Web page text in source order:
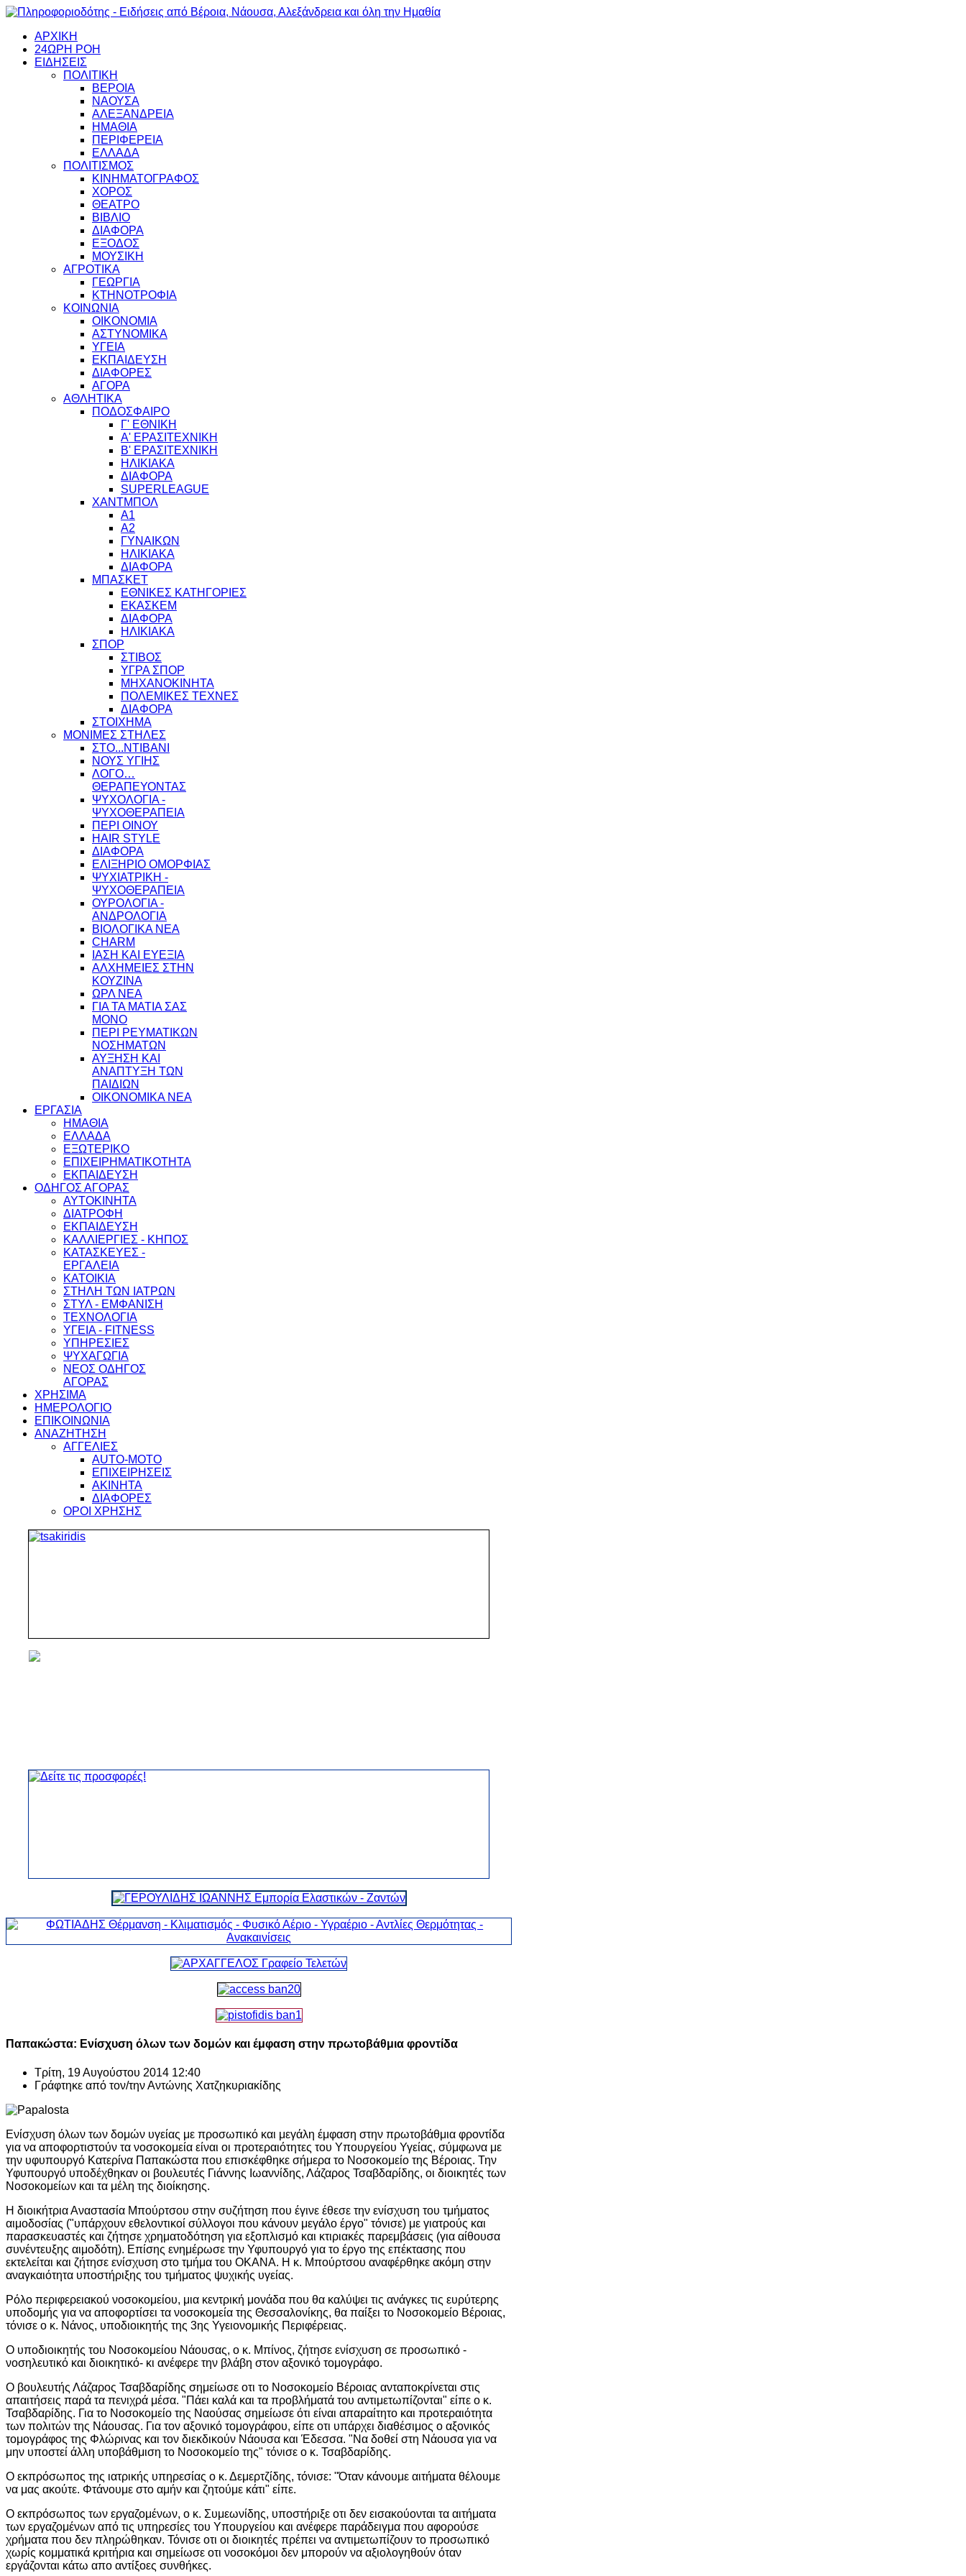
ΑΡΧΙΚΗ
24ΩΡΗ ΡΟΗ
ΕΙΔΗΣΕΙΣ
ΠΟΛΙΤΙΚΗ
ΒΕΡΟΙΑ
ΝΑΟΥΣΑ
ΑΛΕΞΑΝΔΡΕΙΑ
ΗΜΑΘΙΑ
ΠΕΡΙΦΕΡΕΙΑ
ΕΛΛΑΔΑ
ΠΟΛΙΤΙΣΜΟΣ
ΚΙΝΗΜΑΤΟΓΡΑΦΟΣ
ΧΟΡΟΣ
ΘΕΑΤΡΟ
ΒΙΒΛΙΟ
ΔΙΑΦΟΡΑ
ΕΞΟΔΟΣ
ΜΟΥΣΙΚΗ
ΑΓΡΟΤΙΚΑ
ΓΕΩΡΓΙΑ
ΚΤΗΝΟΤΡΟΦΙΑ
ΚΟΙΝΩΝΙΑ
ΟΙΚΟΝΟΜΙΑ
ΑΣΤΥΝΟΜΙΚΑ
ΥΓΕΙΑ
ΕΚΠΑΙΔΕΥΣΗ
ΔΙΑΦΟΡΕΣ
ΑΓΟΡΑ
ΑΘΛΗΤΙΚΑ
ΠΟΔΟΣΦΑΙΡΟ
Γ' ΕΘΝΙΚΗ
Α' ΕΡΑΣΙΤΕΧΝΙΚΗ
Β' ΕΡΑΣΙΤΕΧΝΙΚΗ
ΗΛΙΚΙΑΚΑ
ΔΙΑΦΟΡΑ
SUPERLEAGUE
ΧΑΝΤΜΠΟΛ
Α1
Α2
ΓΥΝΑΙΚΩΝ
ΗΛΙΚΙΑΚΑ
ΔΙΑΦΟΡΑ
ΜΠΑΣΚΕΤ
ΕΘΝΙΚΕΣ ΚΑΤΗΓΟΡΙΕΣ
ΕΚΑΣΚΕΜ
ΔΙΑΦΟΡΑ
ΗΛΙΚΙΑΚΑ
ΣΠΟΡ
ΣΤΙΒΟΣ
ΥΓΡΑ ΣΠΟΡ
ΜΗΧΑΝΟΚΙΝΗΤΑ
ΠΟΛΕΜΙΚΕΣ ΤΕΧΝΕΣ
ΔΙΑΦΟΡΑ
ΣΤΟΙΧΗΜΑ
ΜΟΝΙΜΕΣ ΣΤΗΛΕΣ
ΣΤΟ...ΝΤΙΒΑΝΙ
ΝΟΥΣ ΥΓΙΗΣ
ΛΟΓΟ…
ΘΕΡΑΠΕΥΟΝΤΑΣ
ΨΥΧΟΛΟΓΙΑ -
ΨΥΧΟΘΕΡΑΠΕΙΑ
ΠΕΡΙ ΟΙΝΟΥ
HAIR STYLE
ΔΙΑΦΟΡΑ
ΕΛΙΞΗΡΙΟ ΟΜΟΡΦΙΑΣ
ΨΥΧΙΑΤΡΙΚΗ -
ΨΥΧΟΘΕΡΑΠΕΙΑ
ΟΥΡΟΛΟΓΙΑ -
ΑΝΔΡΟΛΟΓΙΑ
ΒΙΟΛΟΓΙΚΑ ΝΕΑ
CHARM
ΙΑΣΗ ΚΑΙ ΕΥΕΞΙΑ
ΑΛΧΗΜΕΙΕΣ ΣΤΗΝ
ΚΟΥΖΙΝΑ
ΩΡΛ ΝEA
ΓΙΑ ΤΑ ΜΑΤΙΑ ΣΑΣ
ΜΟΝΟ
ΠΕΡΙ ΡΕΥΜΑΤΙΚΩΝ
ΝΟΣΗΜΑΤΩΝ
ΑΥΞΗΣΗ ΚΑΙ
ΑΝΑΠΤΥΞΗ ΤΩΝ
ΠΑΙΔΙΩΝ
ΟΙΚΟΝΟΜΙΚΑ ΝΕΑ
ΕΡΓΑΣΙΑ
ΗΜΑΘΙΑ
ΕΛΛΑΔΑ
ΕΞΩΤΕΡΙΚΟ
ΕΠΙΧΕΙΡΗΜΑΤΙΚΟΤΗΤΑ
ΕΚΠΑΙΔΕΥΣΗ
ΟΔΗΓΟΣ ΑΓΟΡΑΣ
ΑΥΤΟΚΙΝΗΤΑ
ΔΙΑΤΡΟΦΗ
ΕΚΠΑΙΔΕΥΣΗ
ΚΑΛΛΙΕΡΓΙΕΣ - ΚΗΠΟΣ
ΚΑΤΑΣΚΕΥΕΣ -
ΕΡΓΑΛΕΙΑ
ΚΑΤΟΙΚΙΑ
ΣΤΗΛΗ ΤΩΝ ΙΑΤΡΩΝ
ΣΤΥΛ - ΕΜΦΑΝΙΣΗ
ΤΕΧΝΟΛΟΓΙΑ
ΥΓΕΙΑ - FITNESS
ΥΠΗΡΕΣΙΕΣ
ΨΥΧΑΓΩΓΙΑ
ΝΕΟΣ ΟΔΗΓΟΣ
ΑΓΟΡΑΣ
ΧΡΗΣΙΜΑ
ΗΜΕΡΟΛΟΓΙΟ
ΕΠΙΚΟΙΝΩΝΙΑ
ΑΝΑΖΗΤΗΣΗ
ΑΓΓΕΛΙΕΣ
AUTO-MOTO
ΕΠΙΧΕΙΡΗΣΕΙΣ
ΑΚΙΝΗΤΑ
ΔΙΑΦΟΡΕΣ
ΟΡΟΙ ΧΡΗΣΗΣ
Παπακώστα: Ενίσχυση όλων των δομών και έμφαση στην πρωτοβάθμια φροντίδα
Τρίτη, 19 Αυγούστου 2014 12:40
Γράφτηκε από τον/τηνΑντώνης Χατζηκυριακίδης
Ενίσχυση όλων των δομών υγείας με προσωπικό και μεγάλη έμφαση στην πρωτοβάθμια φροντίδα
για να αποφορτιστούν τα νοσοκομεία είναι οι προτεραιότητες του Υπουργείου Υγείας, σύμφωνα με
την υφυπουργό Κατερίνα Παπακώστα που επισκέφθηκε σήμερα το Νοσοκομείο της Βέροιας. Την
Υφυπουργό υποδέχθηκαν οι βουλευτές Γιάννης Ιωαννίδης, Λάζαρος Τσαβδαρίδης, οι διοικητές των
Νοσοκομείων και τα μέλη της διοίκησης.
Η διοικήτρια Αναστασία Μπούρτσου στην συζήτηση που έγινε έθεσε την ενίσχυση του τμήματος
αιμοδοσίας ("υπάρχουν εθελοντικοί σύλλογοι που κάνουν μεγάλο έργο" τόνισε) με γιατρούς και
παρασκευαστές και ζήτησε χρηματοδότηση για εξοπλισμό και κτιριακές παρεμβάσεις (για αίθουσα
συνέντευξης αιμοδότη). Επίσης ενημέρωσε την Υφυπουργό για το έργο της επέκτασης που
εκτελείται και ζήτησε ενίσχυση στο τμήμα του ΟΚΑΝΑ. Η κ. Μπούρτσου αναφέρθηκε ακόμη στην
αναγκαιότητα υποστήριξης του τμήματος ψυχικής υγείας.
Ρόλο περιφερειακού νοσοκομείου, μια κεντρική μονάδα που θα καλύψει τις ανάγκες τις ευρύτερης
υποδομής για να αποφορτίσει τα νοσοκομεία της Θεσσαλονίκης, θα παίξει το Νοσοκομείο Βέροιας,
τόνισε ο κ. Νάνος, υποδιοικητής της 3ης Υγειονομικής Περιφέρειας.
Ο υποδιοικητής του Νοσοκομείου Νάουσας, ο κ. Μπίνος, ζήτησε ενίσχυση σε προσωπικό -
νοσηλευτικό και διοικητικό- κι ανέφερε την βλάβη στον αξονικό τομογράφο.
Ο βουλευτής Λάζαρος Τσαβδαρίδης σημείωσε οτι το Νοσοκομείο Βέροιας ανταποκρίνεται στις
απαιτήσεις παρά τα πενιχρά μέσα. "Πάει καλά και τα προβλήματά του αντιμετωπίζονται" είπε ο κ.
Τσαβδαρίδης. Για το Νοσοκομείο της Ναούσας σημείωσε ότι είναι απαραίτητο και προτεραιότητα
των πολιτών της Νάουσας. Για τον αξονικό τομογράφου, είπε οτι υπάρχει διαθέσιμος ο αξονικός
τομογράφος της Φλώρινας και τον διεκδικούν Νάουσα και Έδεσσα. "Να δοθεί στη Νάουσα για να
μην υποστεί άλλη υποβάθμιση το Νοσοκομείο της" τόνισε ο κ. Τσαβδαρίδης.
Ο εκπρόσωπος της ιατρικής υπηρεσίας ο κ. Δεμερτζίδης, τόνισε: "Όταν κάνουμε αιτήματα θέλουμε
να μας ακούτε. Φτάνουμε στο αμήν και ζητούμε κάτι" είπε.
Ο εκπρόσωπος των εργαζομένων, ο κ. Συμεωνίδης, υποστήριξε οτι δεν εισακούονται τα αιτήματα
των εργαζομένων από τις υπηρεσίες του Υπουργείου και ανέφερε παράδειγμα που αφορούσε
χρήματα που δεν πληρώθηκαν. Τόνισε οτι οι διοικητές πρέπει να αντιμετωπίζουν το προσωπικό
χωρίς κομματικά κριτήρια και σημείωσε οτι νοσοκόμοι δεν μπορούν να αξιολογηθούν όταν
εργάζονται κάτω απο αντίξοες συνθήκες.